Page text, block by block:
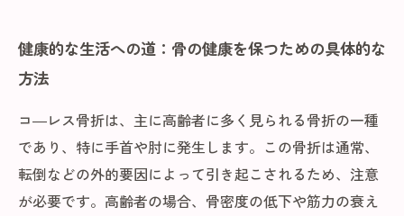
健康的な生活への道：骨の健康を保つための具体的な
方法
コ―レス骨折は、主に高齢者に多く見られる骨折の一種
であり、特に手首や肘に発生します。この骨折は通常、
転倒などの外的要因によって引き起こされるため、注意
が必要です。高齢者の場合、骨密度の低下や筋力の衰え